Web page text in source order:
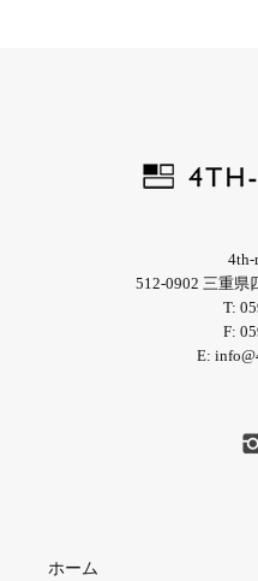
4th-
512-0902 三重県
T:
F:
E:
ホーム